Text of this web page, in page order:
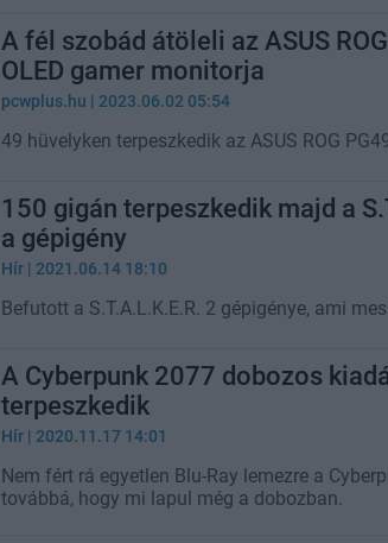
A fél szobád átöleli az ASUS
OLED gamer monitorja
pcwplus.hu | 2023.06.02 05:54
49 hüvelyken terpeszkedik az ASUS ROG
150 gigán terpeszkedik majd a
a gépigény
Hír | 2021.06.14 18:10
Befutott a S.T.A.L.K.E.R. 2 gépigénye, ami
A Cyberpunk 2077 dobozos
terpeszkedik
Hír | 2020.11.17 14:01
Nem fért rá egyetlen Blu-Ray lemezre a
továbbá, hogy mi lapul még a dobozban.